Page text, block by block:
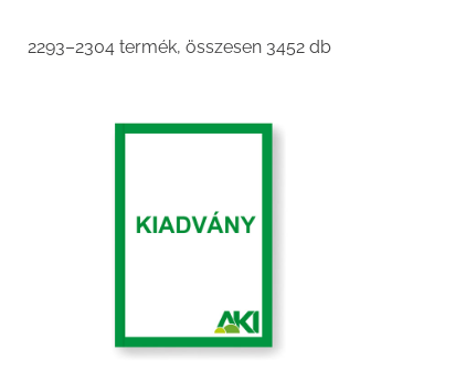
2293–2304 termék, összesen 3452 dbSorted